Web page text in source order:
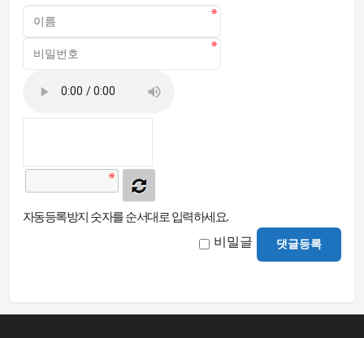
자동등록방지 숫자를 순서대로 입력하세요.
비밀글 댓글등록